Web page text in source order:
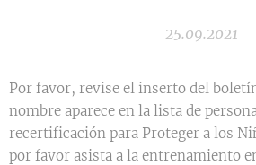
25.09.2021
Por favor, revise el inserto del
nombre aparece en la lista de
recertificación para Proteger a los
por favor asista a la entrenamiento